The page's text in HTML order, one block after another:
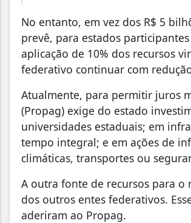
No entanto, em vez dos R$ 5
prevê, para estados
aplicação de 10% dos recursos
federativo continuar com
Atualmente, para permitir juros
(Propag) exige do estado
universidades estaduais; em
tempo integral; e em ações de
climáticas, transportes ou
A outra fonte de recursos para
dos outros entes federativos.
aderiram ao Propag.